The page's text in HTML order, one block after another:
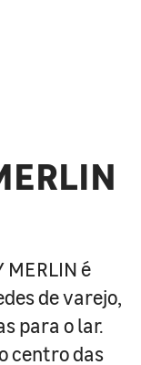
MERLIN é
de varejo,
para o lar.
centro das